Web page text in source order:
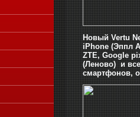
Новый Vertu
iPhone (Эппл
ZTE, Google
(Леново) и
смартфонов,